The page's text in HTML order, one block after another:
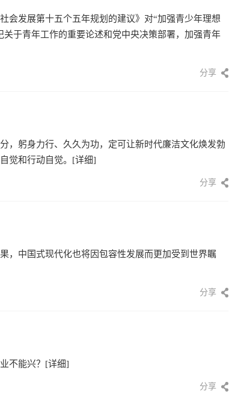
会发展第十五个五年规划的建议》对“加强青少年理想
于青年工作的重要论述和党中央决策部署，加强青年
分享
，躬身力行、久久为功，定可让新时代廉洁文化焕发勃
觉和行动自觉。 [详细]
分享
，中国式现代化也将因包容性发展而更加受到世界瞩
分享
不能兴？ [详细]
分享